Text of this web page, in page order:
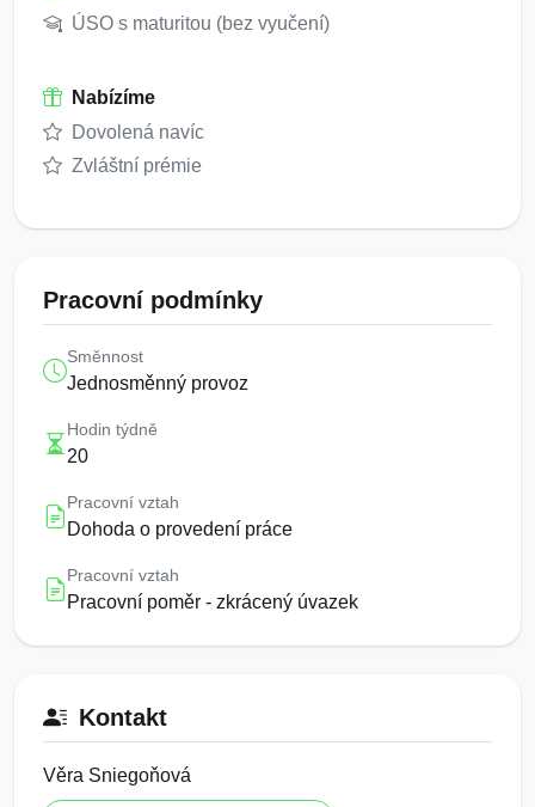
ÚSO s maturitou (bez vyučení)
Nabízíme
Dovolená navíc
Zvláštní prémie
Pracovní podmínky
Směnnost
Jednosměnný provoz
Hodin týdně
20
Pracovní vztah
Dohoda o provedení práce
Pracovní vztah
Pracovní poměr - zkrácený úvazek
Kontakt
Věra Sniegoňová